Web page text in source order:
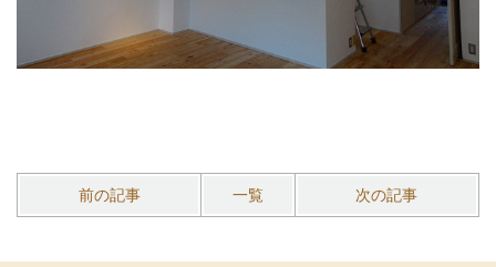
前の記事 一覧 次の記事